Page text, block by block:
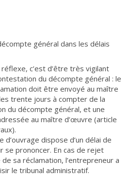
général dans les délais
c’est d’être très vigilant
du décompte général : le
doit être envoyé au maître
trente jours à compter de la
du décompte général, et une
au maître d’œuvre (article
d’ouvrage dispose d’un délai de
se prononcer. En cas de rejet
sa réclamation, l’entrepreneur a
le tribunal administratif.